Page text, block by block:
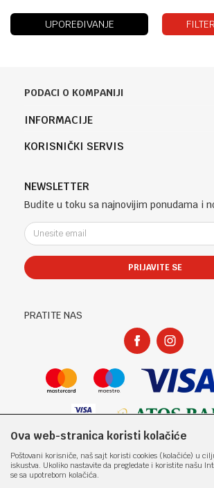
UPOREĐIVANJE
PODACI O KOMPANIJI
Knjižara Kultura
Knjaza Miloša 3A
Telefon (uprava firme Sladaboni d.o.o)
051 303 460
e-knjizara@knjizarakultura.com
Račun
400965310005
INFORMACIJE
O nama
Kontakt
Klub povjerenja "Knjižara Kultura"
KORISNIČKI SERVIS
Politika privatnosti
Kako kupiti
Načini plaćanja
Plaćanje karticama
Isporuka
Zamjena veličine i zamjena artikla za drugi
Povraćaj sredstava
NEWSLETTER
Budite u toku sa najnovijim ponudama i
PRIJAVITE SE
PRATITE NAS
Nastojimo da budemo što precizniji u opisu
cijena, ali ne možemo garantovati da su sve
grešaka. Svi artikli prikazani na sajtu su dio
Ova web-stranica koristi kolačiće
Poštovani korisniče, naš sajt koristi cookies (kolačiće) u
iskustva. Ukoliko nastavite da pregledate i koristite našu
se sa upotrebom kolačića.